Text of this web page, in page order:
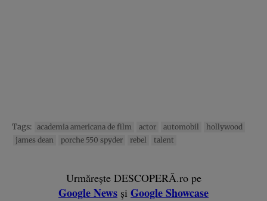
Tags: academia americana de film actor automobil
hollywood
james dean
porche 550 spyder rebel talent
Urmărește DESCOPERĂ.ro pe
Google News și Google Showcase